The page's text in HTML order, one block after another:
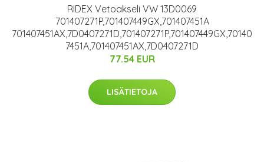
RIDEX Vetoakseli VW 13D0069
701407271P,701407449GX,701407451A
701407451AX,7D0407271D,701407271P,701407449GX,70140
7451A,701407451AX,7D0407271D
77.54 EUR
LISÄTIETOJA